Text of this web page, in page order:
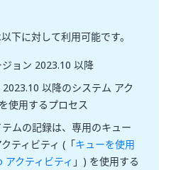
下に対して利用可能です。
ョン 2023.10 以降
以降のシステム アク
使用するプロセス
ムの記録は、専用のキュー
ティビティ (「キューを使用
クティビティ 」) を使用する